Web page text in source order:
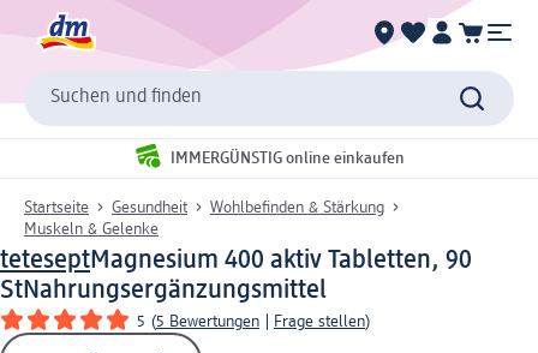
Suchen und finden
IMMERGÜNSTIG online einkaufen
Startseite Gesundheit
Wohlbefinden & Stärkung
Muskeln & Gelenke
teteseptMagnesium 400 aktiv Tabletten, 90
StNahrungsergänzungsmittel
5 (5 Bewertungen Frage stellen)